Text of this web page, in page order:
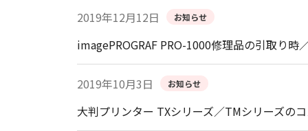
2019年12月12日 お知らせ
imagePROGRAF PRO-1000修理品の引取り
2019年10月3日 お知らせ
大判プリンター TXシリーズ／TMシリーズの